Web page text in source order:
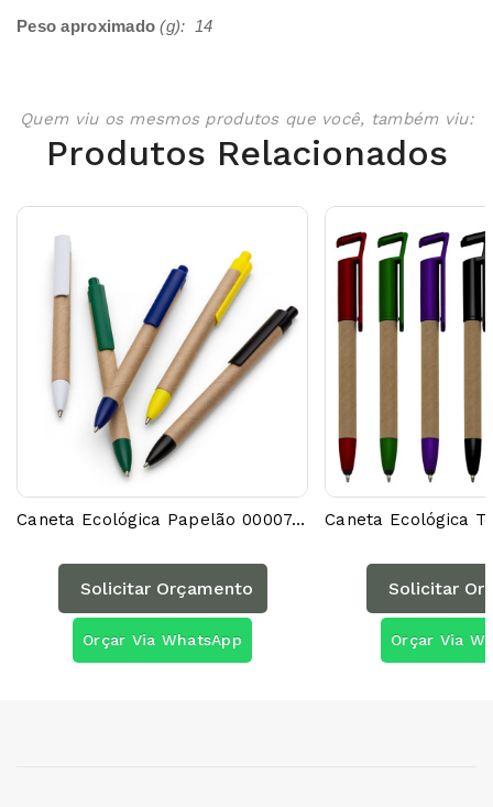
Peso aproximado (g): 14
Quem viu os mesmos produtos que você, também viu:
Produtos Relacionados
Caneta Ecológica Papelão 00007AG
Solicitar Orçamento
Orçar Via WhatsApp
Solicitar
Orçar Via